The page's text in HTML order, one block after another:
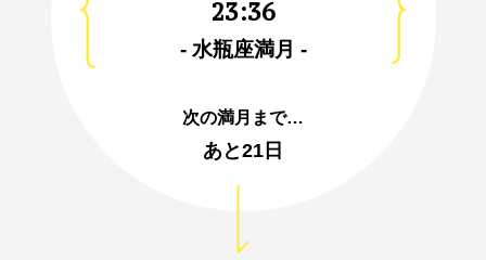
23:36
- 水瓶座満月 -
次の満月まで…
あと21日